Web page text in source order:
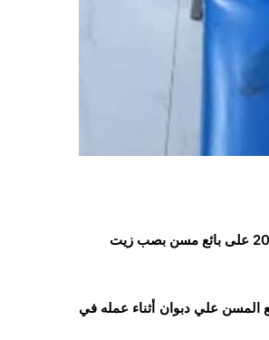
اعتداء ضابط في إدارة أمن مديرية العدين بمحافظة إب، وسط اليمن، الخميس 15 مايو/أيار 2025 على بائع مسن بصب زيت
المسن علي دبوان أثناء عمله في